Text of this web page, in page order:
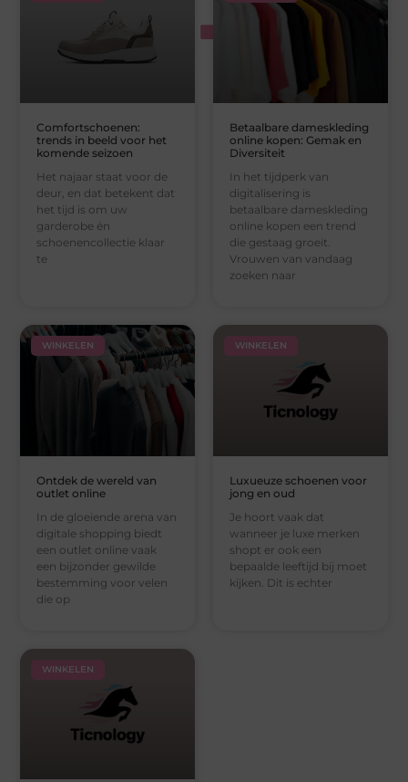
Comfortschoenen:
trends in beeld voor het
komende seizoen
Het najaar staat voor de
deur, en dat betekent dat
het tijd is om uw
garderobe én
schoenencollectie klaar
te
Betaalbare dameskleding
online kopen: Gemak en
Diversiteit
In het tijdperk van
digitalisering is
betaalbare dameskleding
online kopen een trend
die gestaag groeit.
Vrouwen van vandaag
zoeken naar
WINKELEN
Ontdek de wereld van
outlet online
In de gloeiende arena van
digitale shopping biedt
een outlet online vaak
een bijzonder gewilde
bestemming voor velen
die op
WINKELEN
Luxueuze schoenen voor
jong en oud
Je hoort vaak dat
wanneer je luxe merken
shopt er ook een
bepaalde leeftijd bij moet
kijken. Dit is echter
WINKELEN